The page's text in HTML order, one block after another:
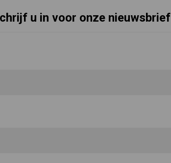
u in voor onze nieuwsbrief